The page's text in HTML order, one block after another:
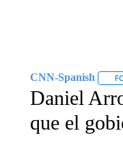
CNN-Spanish
Daniel
que el